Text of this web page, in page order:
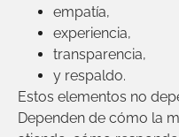
empatía,
experiencia,
transparencia,
y respaldo.
Estos elementos no
Dependen de cómo la